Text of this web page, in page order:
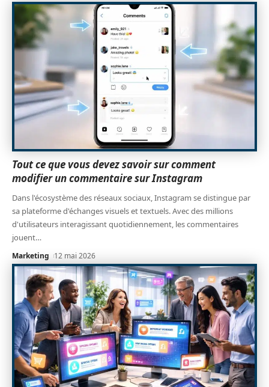
Tout ce que vous devez savoir sur comment
modifier un commentaire sur Instagram
Dans l'écosystème des réseaux sociaux, Instagram se distingue par
sa plateforme d'échanges visuels et textuels. Avec des millions
d'utilisateurs interagissant quotidiennement, les commentaires
jouent…
Marketing 12 mai 2026